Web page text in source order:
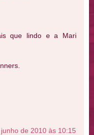
que lindo e a Mari
de 2010 às 10:15